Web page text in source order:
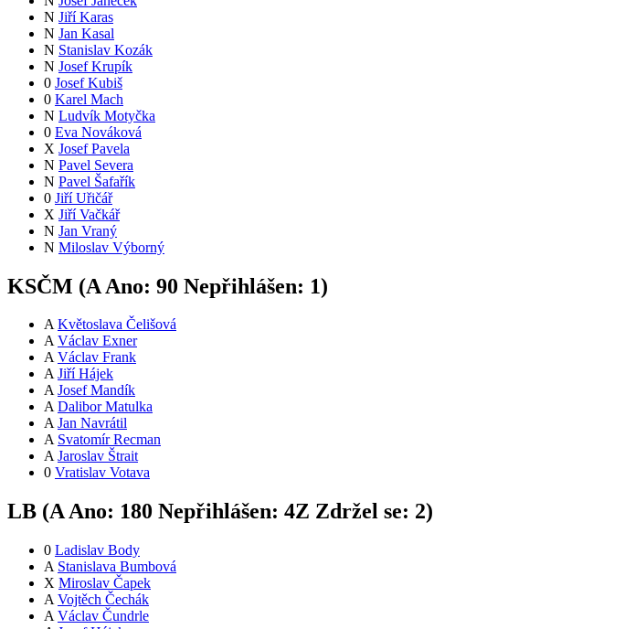
N Jiří Karas
N Jan Kasal
N Stanislav Kozák
N Josef Krupík
0 Josef Kubiš
0 Karel Mach
N Ludvík Motyčka
0 Eva Nováková
X Josef Pavela
N Pavel Severa
N Pavel Šafařík
0 Jiří Uřičář
X Jiří Vačkář
N Jan Vraný
N Miloslav Výborný
KSČM (A Ano: 90 Nepřihlášen: 1)
A Květoslava Čelišová
A Václav Exner
A Václav Frank
A Jiří Hájek
A Josef Mandík
A Dalibor Matulka
A Jan Navrátil
A Svatomír Recman
A Jaroslav Štrait
0 Vratislav Votava
LB (AAno: 180 Nepřihlášen: 4Z Zdržel se: 2)
0 Ladislav Body
A Stanislava Bumbová
X Miroslav Čapek
A Vojtěch Čechák
A Václav Čundrle